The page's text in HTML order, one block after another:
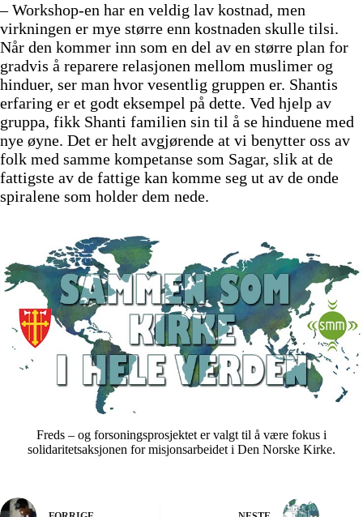
– Workshop-en har en veldig lav kostnad, men
virkningen er mye større enn kostnaden skulle tilsi.
Når den kommer inn som en del av en større plan for
gradvis å reparere relasjonen mellom muslimer og
hinduer, ser man hvor vesentlig gruppen er. Shantis
erfaring er et godt eksempel på dette. Ved hjelp av
gruppa, fikk Shanti familien sin til å se hinduene med
nye øyne. Det er helt avgjørende at vi benytter oss av
folk med samme kompetanse som Sagar, slik at de
fattigste av de fattige kan komme seg ut av de onde
spiralene som holder dem nede.
Freds – og forsoningsprosjektet er valgt til å være fokus i
solidaritetsaksjonen for misjonsarbeidet i Den Norske Kirke.